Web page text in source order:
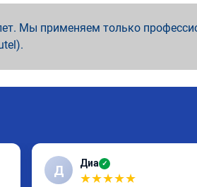
Мы применяем только
Д Диа ✓
★★★★★